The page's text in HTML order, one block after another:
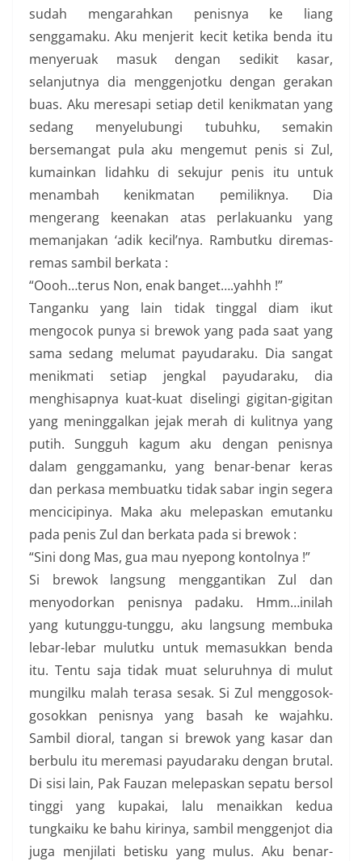
sudah mengarahkan penisnya ke liang
senggamaku. Aku menjerit kecit ketika benda itu
menyeruak masuk dengan sedikit kasar,
selanjutnya dia menggenjotku dengan gerakan
buas. Aku meresapi setiap detil kenikmatan yang
sedang menyelubungi tubuhku, semakin
bersemangat pula aku mengemut penis si Zul,
kumainkan lidahku di sekujur penis itu untuk
menambah kenikmatan pemiliknya. Dia
mengerang keenakan atas perlakuanku yang
memanjakan ‘adik kecil’nya. Rambutku diremas-
remas sambil berkata :
“Oooh…terus Non, enak banget….yahhh !”
Tanganku yang lain tidak tinggal diam ikut
mengocok punya si brewok yang pada saat yang
sama sedang melumat payudaraku. Dia sangat
menikmati setiap jengkal payudaraku, dia
menghisapnya kuat-kuat diselingi gigitan-gigitan
yang meninggalkan jejak merah di kulitnya yang
putih. Sungguh kagum aku dengan penisnya
dalam genggamanku, yang benar-benar keras
dan perkasa membuatku tidak sabar ingin segera
mencicipinya. Maka aku melepaskan emutanku
pada penis Zul dan berkata pada si brewok :
“Sini dong Mas, gua mau nyepong kontolnya !”
Si brewok langsung menggantikan Zul dan
menyodorkan penisnya padaku. Hmm…inilah
yang kutunggu-tunggu, aku langsung membuka
lebar-lebar mulutku untuk memasukkan benda
itu. Tentu saja tidak muat seluruhnya di mulut
mungilku malah terasa sesak. Si Zul menggosok-
gosokkan penisnya yang basah ke wajahku.
Sambil dioral, tangan si brewok yang kasar dan
berbulu itu meremasi payudaraku dengan brutal.
Di sisi lain, Pak Fauzan melepaskan sepatu bersol
tinggi yang kupakai, lalu menaikkan kedua
tungkaiku ke bahu kirinya, sambil menggenjot dia
juga menjilati betisku yang mulus. Aku benar-